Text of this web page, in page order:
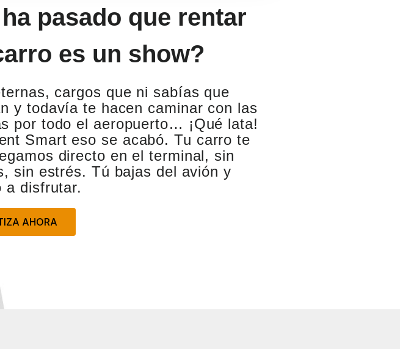
ha pasado que rentar
es un show?
cargos que ni sabías que
y todavía te hacen caminar con las
por todo el aeropuerto… ¡Qué lata!
Smart eso se acabó. Tu carro te
directo en el terminal, sin
sin estrés. Tú bajas del avión y
a disfrutar.
AHORA